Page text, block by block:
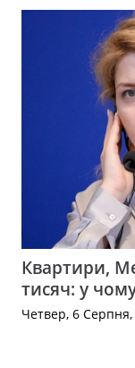
Квартири,
тисяч: у
Четвер, 6